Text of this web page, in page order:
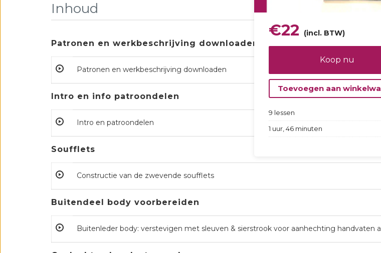
€22 (incl. BTW)
Koop nu
Toevoegen aan
9 lessen
1 uur, 46 minuten
Inhoud
Patronen en werkbeschrijving downloaden
Patronen en werkbeschrijving downloaden
Intro en info patroondelen
Intro en patroondelen
Soufflets
Constructie van de zwevende soufflets
Buitendeel body voorbereiden
Buitenleder body: verstevigen met sleuven & sierstrook voor aanhechting handvaten